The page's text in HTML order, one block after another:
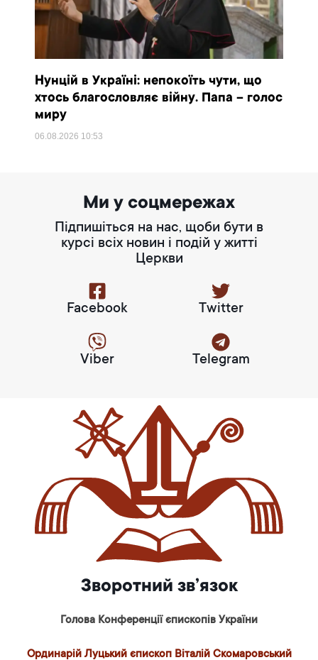
Нунцій в Україні: непокоїть чути, що
хтось благословляє війну. Папа – голос
миру
06.08.2026 10:53
Ми у соцмережах
Підпишіться на нас, щоби бути в
курсі всіх новин і подій у житті
Церкви
Facebook Twitter
Viber Telegram
Зворотний зв’язок
Голова Конференції єпископів України
Ординарій Луцький єпископ Віталій Скомаровський